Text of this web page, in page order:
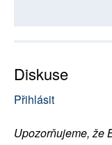
Diskuse
Přihlásit
Upozorňujeme, že